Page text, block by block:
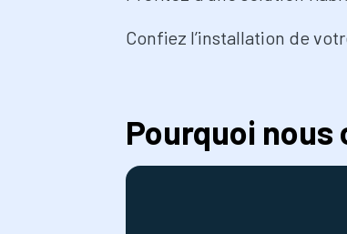
Confiez l’installation de
Pourquoi nous